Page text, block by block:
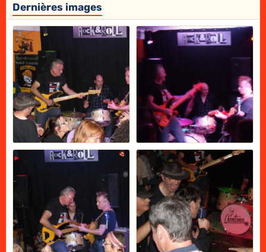
Dernières images